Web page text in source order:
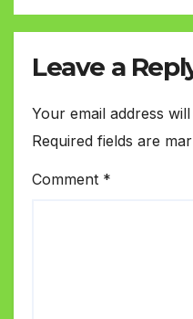
Leave a
Your email address
Required fields are
Comment *